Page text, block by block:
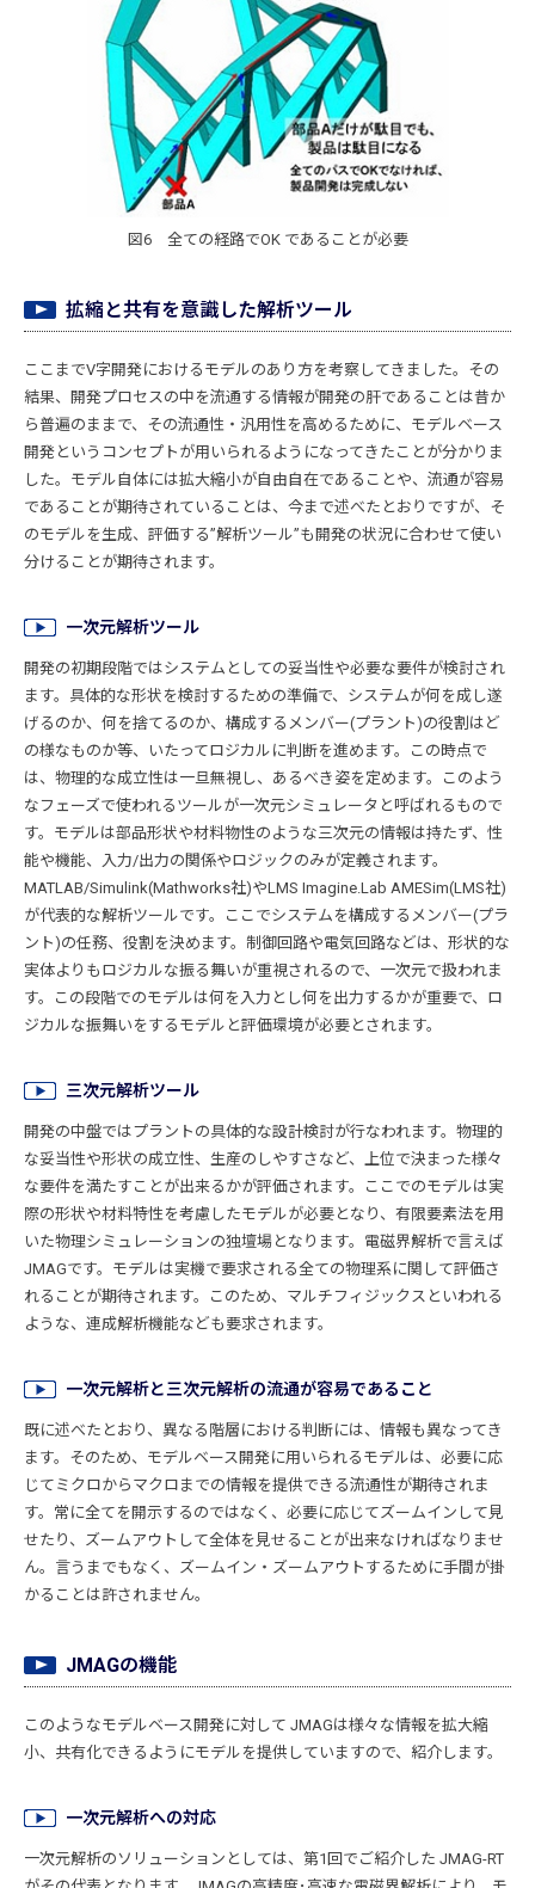
図6 全ての経路でOK であることが必要
拡縮と共有を意識した解析ツール
ここまでV字開発におけるモデルのあり方を考察してきました。その
結果、開発プロセスの中を流通する情報が開発の肝であることは昔か
ら普遍のままで、その流通性・汎用性を高めるために、モデルベース
開発というコンセプトが用いられるようになってきたことが分かりま
した。モデル自体には拡大縮小が自由自在であることや、流通が容易
であることが期待されていることは、今まで述べたとおりですが、そ
のモデルを生成、評価する”解析ツール”も開発の状況に合わせて使い
分けることが期待されます。
一次元解析ツール
開発の初期段階ではシステムとしての妥当性や必要な要件が検討され
ます。具体的な形状を検討するための準備で、システムが何を成し遂
げるのか、何を捨てるのか、構成するメンバー(プラント)の役割はど
の様なものか等、いたってロジカルに判断を進めます。この時点で
は、物理的な成立性は一旦無視し、あるべき姿を定めます。このよう
なフェーズで使われるツールが一次元シミュレータと呼ばれるもので
す。モデルは部品形状や材料物性のような三次元の情報は持たず、性
能や機能、入力/出力の関係やロジックのみが定義されます。
MATLAB/Simulink(Mathworks社)やLMS Imagine.Lab AMESim(LMS社)
が代表的な解析ツールです。ここでシステムを構成するメンバー(プラ
ント)の任務、役割を決めます。制御回路や電気回路などは、形状的な
実体よりもロジカルな振る舞いが重視されるので、一次元で扱われま
す。この段階でのモデルは何を入力とし何を出力するかが重要で、ロ
ジカルな振舞いをするモデルと評価環境が必要とされます。
三次元解析ツール
開発の中盤ではプラントの具体的な設計検討が行なわれます。物理的
な妥当性や形状の成立性、生産のしやすさなど、上位で決まった様々
な要件を満たすことが出来るかが評価されます。ここでのモデルは実
際の形状や材料特性を考慮したモデルが必要となり、有限要素法を用
いた物理シミュレーションの独壇場となります。電磁界解析で言えば
JMAGです。モデルは実機で要求される全ての物理系に関して評価さ
れることが期待されます。このため、マルチフィジックスといわれる
ような、連成解析機能なども要求されます。
一次元解析と三次元解析の流通が容易であること
既に述べたとおり、異なる階層における判断には、情報も異なってき
ます。そのため、モデルベース開発に用いられるモデルは、必要に応
じてミクロからマクロまでの情報を提供できる流通性が期待されま
す。常に全てを開示するのではなく、必要に応じてズームインして見
せたり、ズームアウトして全体を見せることが出来なければなりませ
ん。言うまでもなく、ズームイン・ズームアウトするために手間が掛
かることは許されません。
JMAGの機能
このようなモデルベース開発に対して JMAGは様々な情報を拡大縮
小、共有化できるようにモデルを提供していますので、紹介します。
一次元解析への対応
一次元解析のソリューションとしては、第1回でご紹介した JMAG-RT